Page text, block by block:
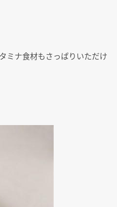
ミナ食材もさっぱりいただけ